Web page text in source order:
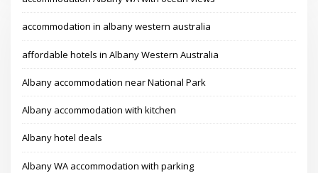
accommodation in albany western australia
affordable hotels in Albany Western Australia
Albany accommodation near National Park
Albany accommodation with kitchen
Albany hotel deals
Albany WA accommodation with parking